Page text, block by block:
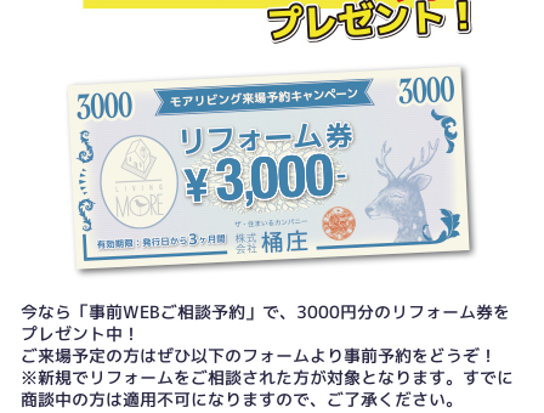
今なら「事前WEBご相談予約」で、3000円分のリフォーム券を
プレゼント中！
ご来場予定の方はぜひ以下のフォームより事前予約をどうぞ！
※新規でリフォームをご相談された方が対象となります。すでに
商談中の方は適用不可になりますので、ご了承ください。